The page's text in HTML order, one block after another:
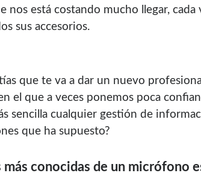
nos está costando mucho llegar, cada
sus accesorios.
que te va a dar un nuevo
el que a veces ponemos poca
sencilla cualquier gestión de
que ha supuesto?
más conocidas de un micrófono